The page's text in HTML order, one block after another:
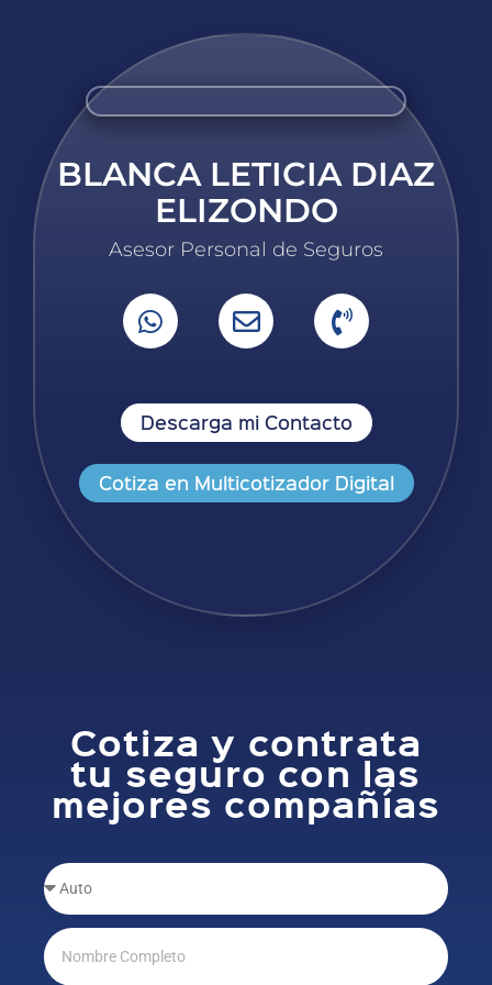
BLANCA LETICIA DIAZ
ELIZONDO
Asesor Personal de Seguros
Descarga mi Contacto
Cotiza en Multicotizador Digital
Cotiza y contrata
tu seguro con las
mejores compañías